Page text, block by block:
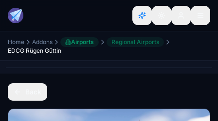
Home Addons Airports
Regional Airports
EDCG Rügen Güttin